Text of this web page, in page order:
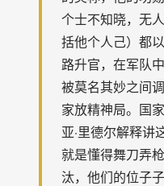
个士不知晓，无
括他个人己）都
路升官，在军队
被莫名其妙之间
家放精神局。国
亚·里德尔解释讲
就是懂得舞刀弄
汰，他们的位子